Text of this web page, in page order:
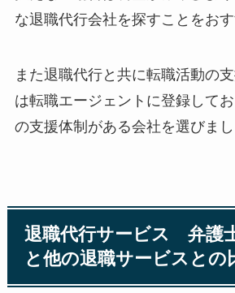
な退職代行会社を探すことをおす
また退職代行と共に転職活動の
は転職エージェントに登録して
の支援体制がある会社を選びまし
退職代行サービス 弁護
と他の退職サービスとの